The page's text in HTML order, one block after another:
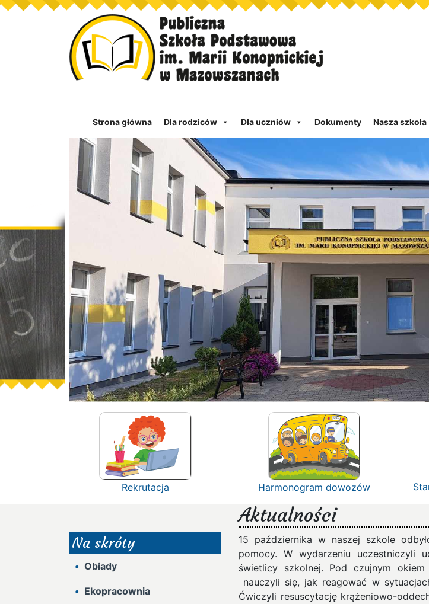
Strona główna Dla rodziców Dla uczniów Dokumenty Nasza szkoła
Rekrutacja Harmonogram dowozów
Aktualności
Na skróty
Obiady
Ekopracownia
15 października w naszej szkole
pomocy. W wydarzeniu uczestniczyli
świetlicy szkolnej. Pod czujnym okiem
nauczyli się, jak reagować w
Ćwiczyli resuscytację krążeniowo-